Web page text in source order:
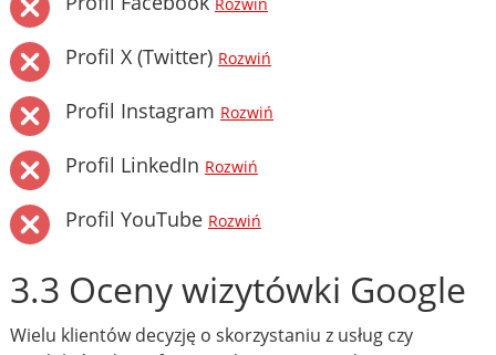
Rozwiń
Profil X (Twitter) Rozwiń
Profil Instagram Rozwiń
Profil LinkedIn Rozwiń
Profil YouTube Rozwiń
3.3 Oceny wizytówki Google
Wielu klientów decyzję o skorzystaniu z usług czy